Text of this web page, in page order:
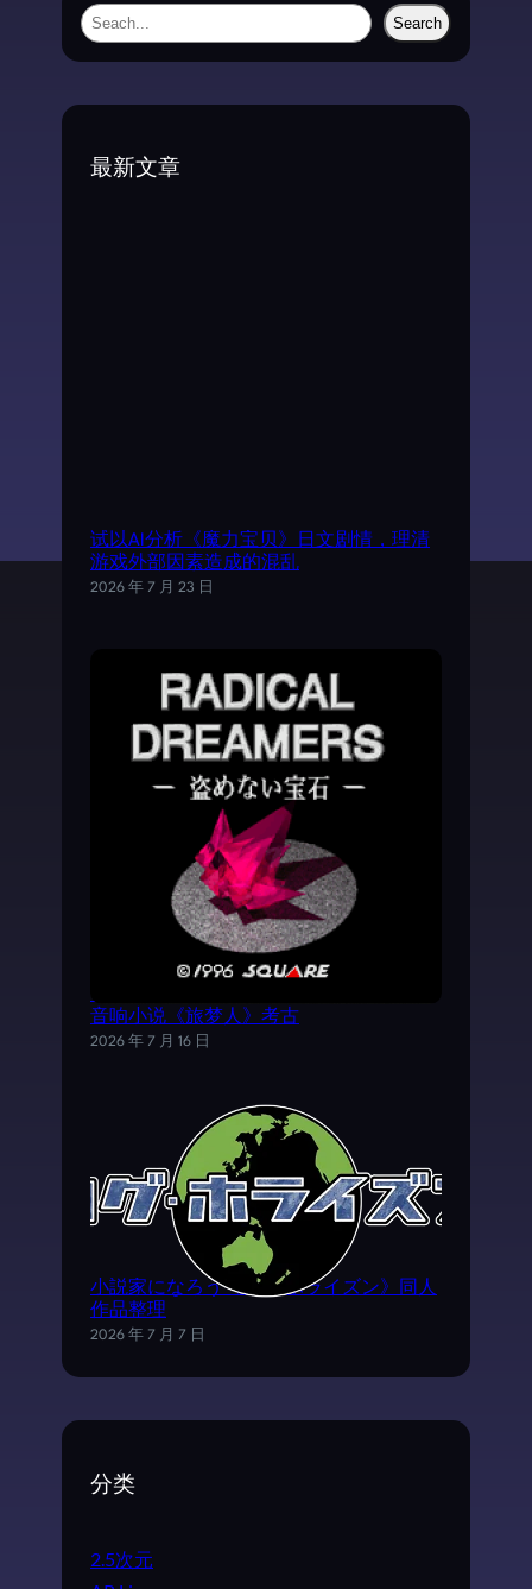
S
Search
最新文章
试以AI分析《魔力宝贝》日文剧情，理清
游戏外部因素造成的混乱
2026 年 7 月 23 日
音响小说《旅梦人》考古
2026 年 7 月 16 日
小説家になろう《ログ·ホライズン》同人
作品整理
2026 年 7 月 7 日
分类
2.5次元